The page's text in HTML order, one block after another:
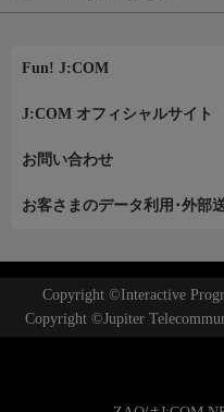
Fun! J:COM
J:COM オフィシャルサイト
お問い合わせ
お客さまのデータ利用･外部
Copyright ©Interactive
Copyright ©Jupiter